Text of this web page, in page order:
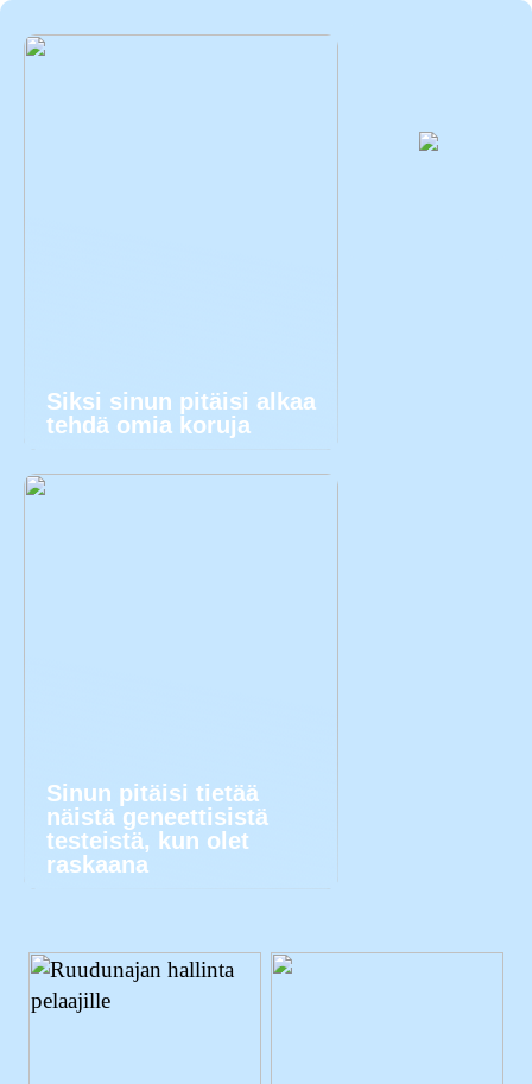
Siksi sinun pitäisi alkaa
tehdä omia koruja
Sinun pitäisi tietää
näistä geneettisistä
testeistä, kun olet
raskaana